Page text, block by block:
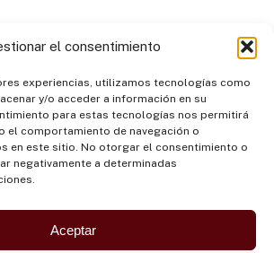
el consentimiento
experiencias, utilizamos tecnologías como
y/o acceder a información en su
para estas tecnologías nos permitirá
el comportamiento de navegación o
en este sitio. No otorgar el consentimiento o
negativamente a determinadas
Aceptar